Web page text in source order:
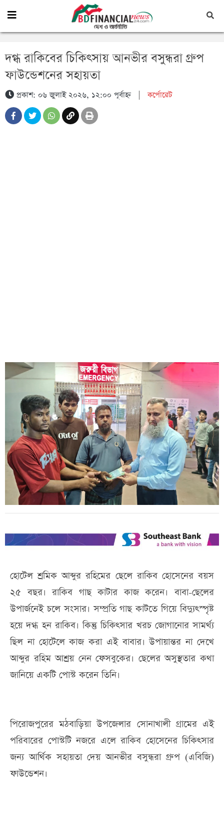
দগ্ধ রাকিবের চিকিৎসায় আনভীর বসুন্ধরা গ্রুপ
ফাউন্ডেশনের সহায়তা
প্রকাশ: ০৬ জুলাই ২০২৬, ১২:০০ পূর্বাহ্ন|কর্পোরেট
হোটেল শ্রমিক আব্দুর রহিমের ছেলে রাকিব হোসেনের বয়স
২৫ বছর। রাকিব গাছ কাটার কাজ করেন। বাবা-ছেলের
উপার্জনেই চলে সংসার। সম্প্রতি গাছ কাটতে গিয়ে বিদ্যুৎস্পৃষ্ট
হয়ে দগ্ধ হন রাকিব। কিন্তু চিকিৎসার খরচ জোগানোর সামর্থ্য
ছিল না হোটেলে কাজ করা এই বাবার। উপায়ান্তর না দেখে
আব্দুর রহিম আশ্রয় নেন ফেসবুকের। ছেলের অসুস্থতার কথা
জানিয়ে একটি পোস্ট করেন তিনি।
পিরোজপুরের মঠবাড়িয়া উপজেলার সোনাখালী গ্রামের এই
পরিবারের পোস্টটি নজরে এলে রাকিব হোসেনের চিকিৎসার
জন্য আর্থিক সহায়তা দেয় আনভীর বসুন্ধরা গ্রুপ (এবিজি)
ফাউন্ডেশন।